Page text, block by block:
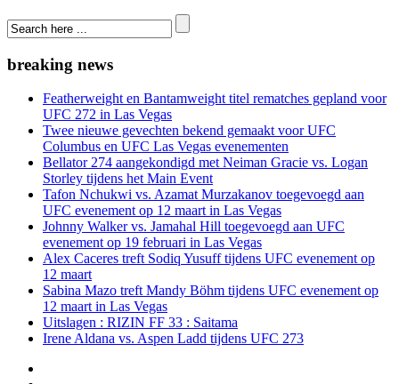
breaking news
Featherweight en Bantamweight titel rematches gepland voor
UFC 272 in Las Vegas
Twee nieuwe gevechten bekend gemaakt voor UFC
Columbus en UFC Las Vegas evenementen
Bellator 274 aangekondigd met Neiman Gracie vs. Logan
Storley tijdens het Main Event
Tafon Nchukwi vs. Azamat Murzakanov toegevoegd aan
UFC evenement op 12 maart in Las Vegas
Johnny Walker vs. Jamahal Hill toegevoegd aan UFC
evenement op 19 februari in Las Vegas
Alex Caceres treft Sodiq Yusuff tijdens UFC evenement op
12 maart
Sabina Mazo treft Mandy Böhm tijdens UFC evenement op
12 maart in Las Vegas
Uitslagen : RIZIN FF 33 : Saitama
Irene Aldana vs. Aspen Ladd tijdens UFC 273